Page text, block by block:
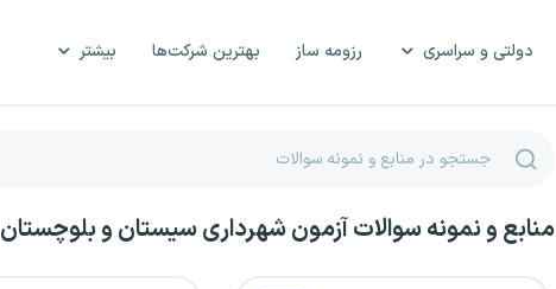
دولتی و سراسری رزومه ساز بهترین شرکت‌ها بیشتر
منابع و نمونه سوالات آزمون شهرداری سیستان و بلوچستان